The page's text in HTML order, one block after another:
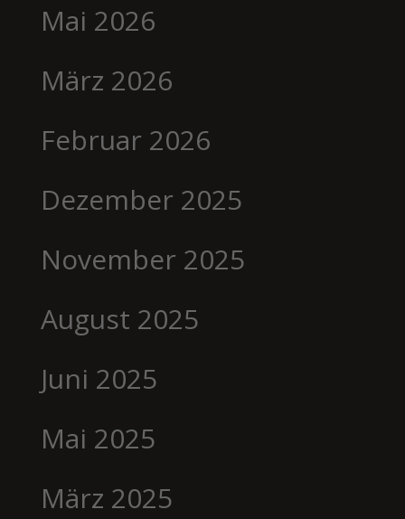
Mai 2026
März 2026
Februar 2026
Dezember 2025
November 2025
August 2025
Juni 2025
Mai 2025
März 2025